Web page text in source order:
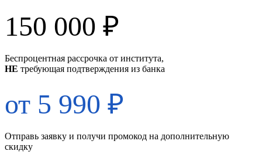
150 000 ₽
Беспроцентная рассрочка от института,
НЕ требующая подтверждения из банка
от 5 990 ₽
Отправь заявку и получи промокод на дополнительную
скидку